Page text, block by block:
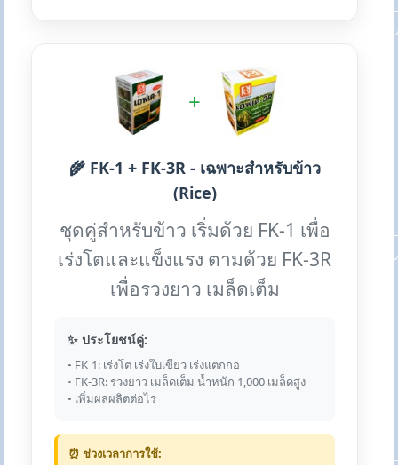
+
🌾 FK-1 + FK-3R - เฉพาะสำหรับข้าว
(Rice)
ชุดคู่สำหรับข้าว เริ่มด้วย FK-1 เพื่อ
เร่งโตและแข็งแรง ตามด้วย FK-3R
เพื่อรวงยาว เมล็ดเต็ม
✨ ประโยชน์คู่:
• FK-1: เร่งโต เร่งใบเขียว เร่งแตกกอ
• FK-3R: รวงยาว เมล็ดเต็ม น้ำหนัก 1,000 เมล็ดสูง
• เพิ่มผลผลิตต่อไร่
⏰ ช่วงเวลาการใช้: